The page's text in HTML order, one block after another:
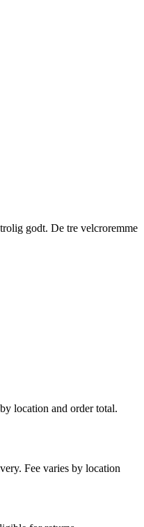
godt. De tre velcroremme
location and order total.
Fee varies by location